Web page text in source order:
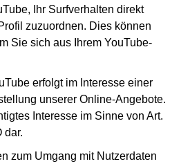
Ihr Surfverhalten direkt
zuzuordnen. Dies können
Sie sich aus Ihrem YouTube-
erfolgt im Interesse einer
unserer Online-Angebote.
Interesse im Sinne von Art.
dar.
zum Umgang mit Nutzerdaten